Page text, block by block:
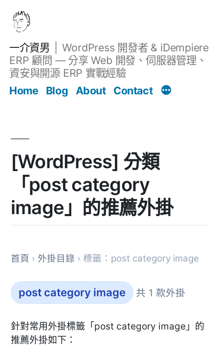
一介資男
WordPress 開發者 & iDempiere
ERP 顧問 — 分享 Web 開發、伺服器管理、
資安與開源 ERP 實戰經驗
Home
Blog About Contact
[WordPress] 分類
「post category
image」的推薦外掛
首頁 › 外掛目錄 › 標籤：post category image
post category image 共 1 款外掛
針對常用外掛標籤「post category image」的
推薦外掛如下：
文章